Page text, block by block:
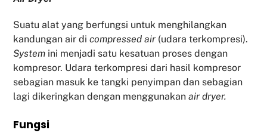
Suatu alat yang berfungsi untuk menghilangkan
kandungan air dicompressed air (udara terkompresi).
System ini menjadi satu kesatuan proses dengan
kompresor. Udara terkompresi dari hasil kompresor
sebagian masuk ke tangki penyimpan dan sebagian
lagi dikeringkan dengan menggunakan air dryer.
Fungsi